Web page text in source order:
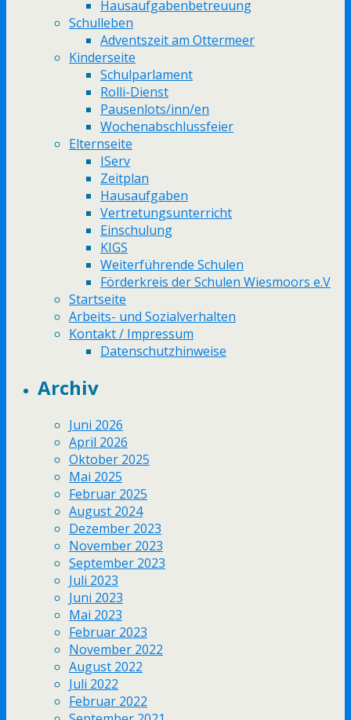
Hausaufgabenbetreuung
Schulleben
Adventszeit am Ottermeer
Kinderseite
Schulparlament
Rolli-Dienst
Pausenlots/inn/en
Wochenabschlussfeier
Elternseite
IServ
Zeitplan
Hausaufgaben
Vertretungsunterricht
Einschulung
KIGS
Weiterführende Schulen
Förderkreis der Schulen Wiesmoors e.V
Startseite
Arbeits- und Sozialverhalten
Kontakt / Impressum
Datenschutzhinweise
Archiv
Juni 2026
April 2026
Oktober 2025
Mai 2025
Februar 2025
August 2024
Dezember 2023
November 2023
September 2023
Juli 2023
Juni 2023
Mai 2023
Februar 2023
November 2022
August 2022
Juli 2022
Februar 2022